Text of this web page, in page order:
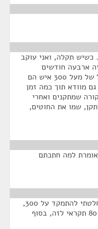
כשיש תקלה, ואני עוקב
ארבעה חודשים
בתפקיד, כל תקלה שהיא בסדר גודל של מעל 300 איש הם
גם מוודא תוך כמה זמן
שמתקנים ואחרי
שמו את החוטים,
זאת אומרת למה חתכתם
אפשר היה לדבר על בן אדם, אני החלטתי להתמקד על 300,
כי בסוף צריך לדעת להתעסק... 80-20 תקראי לזה, בסוף